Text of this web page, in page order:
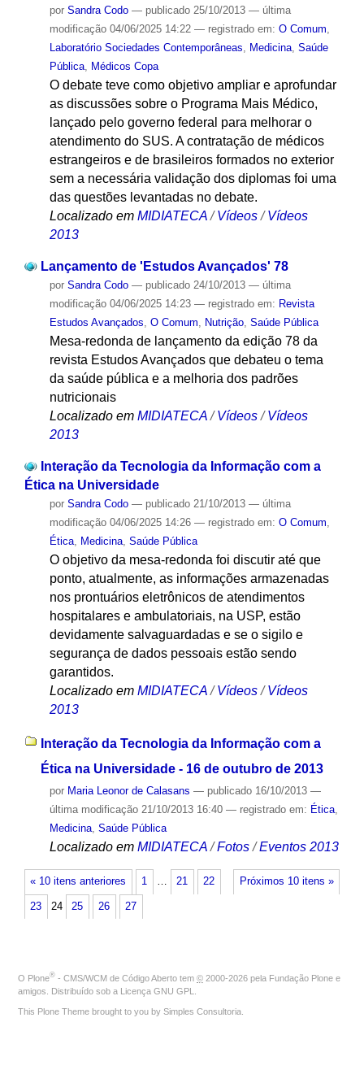
por Sandra Codo — publicado25/10/2013 — última
modificação04/06/2025 14:22 — registrado em: O Comum,
Laboratório Sociedades Contemporâneas, Medicina, Saúde
Pública, Médicos Copa
O debate teve como objetivo ampliar e aprofundar
as discussões sobre o Programa Mais Médico,
lançado pelo governo federal para melhorar o
atendimento do SUS. A contratação de médicos
estrangeiros e de brasileiros formados no exterior
sem a necessária validação dos diplomas foi uma
das questões levantadas no debate.
Localizado em MIDIATECA /Vídeos /Vídeos
2013
Lançamento de 'Estudos Avançados' 78
por Sandra Codo — publicado24/10/2013 — última
modificação04/06/2025 14:23 — registrado em: Revista
Estudos Avançados O Comum Nutrição, Saúde Pública
Mesa-redonda de lançamento da edição 78 da
revista Estudos Avançados que debateu o tema
da saúde pública e a melhoria dos padrões
nutricionais
Localizado em MIDIATECA /Vídeos /Vídeos
2013
Interação da Tecnologia da Informação com a
Ética na Universidade
por Sandra Codo — publicado21/10/2013 — última
modificação04/06/2025 14:26 — registrado em: O Comum
Ética, Medicina, Saúde Pública
O objetivo da mesa-redonda foi discutir até que
ponto, atualmente, as informações armazenadas
nos prontuários eletrônicos de atendimentos
hospitalares e ambulatoriais, na USP, estão
devidamente salvaguardadas e se o sigilo e
segurança de dados pessoais estão sendo
garantidos.
Localizado em MIDIATECA /Vídeos /Vídeos
2013
Interação da Tecnologia da Informação com a
Ética na Universidade - 16 de outubro de 2013
por Maria Leonor de Calasans — publicado16/10/2013 —
última modificação21/10/2013 16:40 — registrado em: Ética,
Medicina, Saúde Pública
Localizado em MIDIATECA /Fotos /Eventos 2013
« 10 itens anteriores Próximos 10 itens »
1 … 21 22
23 24 25 26 27
O Plone® - CMS/WCM de Código Aberto tem © 2000-2026 pela Fundação Plone e
amigos. Distribuído sob a Licença GNU GPL
This Plone Theme brought to you by Simples Consultoria